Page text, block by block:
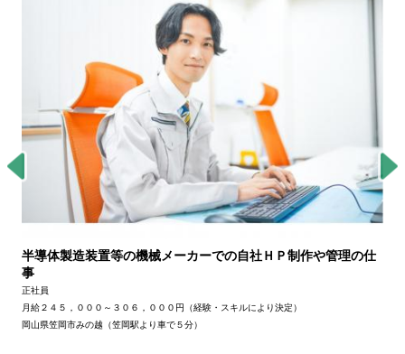
半導体製造装置等の機械メーカーでの自社ＨＰ制作や管理の仕
事
正社員
月給２４５，０００～３０６，０００円（経験・スキルにより決定）
岡山県笠岡市みの越（笠岡駅より車で５分）